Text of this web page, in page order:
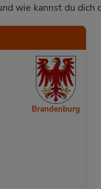
wie kannst du dich
Brandenburg